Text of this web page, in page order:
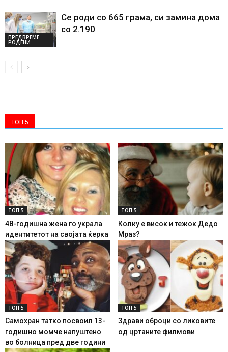
ПРЕДВРЕМЕ
РОДЕНИ
Се роди со 665 грама, си замина дома
со 2.190
ТОП 5
ТОП 5
48-годишна жена го украла
идентитетот на својата ќерка
ТОП 5
Колку е висок и тежок Дедо
Мраз?
ТОП 5
Самохран татко посвоил 13-
годишно момче напуштено
во болница пред две години
ТОП 5
Здрави оброци со ликовите
од цртаните филмови